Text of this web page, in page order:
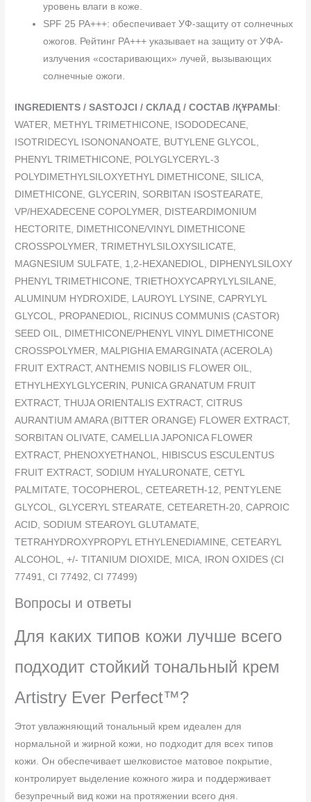
уровень влаги в коже.
SPF 25 PA+++: обеспечивает УФ-защиту от солнечных
ожогов. Рейтинг PA+++ указывает на защиту от УФА-
излучения «состаривающих» лучей, вызывающих
солнечные ожоги.
INGREDIENTS / SASTOJCI / СКЛАД / СОСТАВ /ҚҰРАМЫ :
WATER, METHYL TRIMETHICONE, ISODODECANE,
ISOTRIDECYL ISONONANOATE, BUTYLENE GLYCOL,
PHENYL TRIMETHICONE, POLYGLYCERYL-3
POLYDIMETHYLSILOXYETHYL DIMETHICONE, SILICA,
DIMETHICONE, GLYCERIN, SORBITAN ISOSTEARATE,
VP/HEXADECENE COPOLYMER, DISTEARDIMONIUM
HECTORITE, DIMETHICONE/VINYL DIMETHICONE
CROSSPOLYMER, TRIMETHYLSILOXYSILICATE,
MAGNESIUM SULFATE, 1,2-HEXANEDIOL, DIPHENYLSILOXY
PHENYL TRIMETHICONE, TRIETHOXYCAPRYLYLSILANE,
ALUMINUM HYDROXIDE, LAUROYL LYSINE, CAPRYLYL
GLYCOL, PROPANEDIOL, RICINUS COMMUNIS (CASTOR)
SEED OIL, DIMETHICONE/PHENYL VINYL DIMETHICONE
CROSSPOLYMER, MALPIGHIA EMARGINATA (ACEROLA)
FRUIT EXTRACT, ANTHEMIS NOBILIS FLOWER OIL,
ETHYLHEXYLGLYCERIN, PUNICA GRANATUM FRUIT
EXTRACT, THUJA ORIENTALIS EXTRACT, CITRUS
AURANTIUM AMARA (BITTER ORANGE) FLOWER EXTRACT,
SORBITAN OLIVATE, CAMELLIA JAPONICA FLOWER
EXTRACT, PHENOXYETHANOL, HIBISCUS ESCULENTUS
FRUIT EXTRACT, SODIUM HYALURONATE, CETYL
PALMITATE, TOCOPHEROL, CETEARETH-12, PENTYLENE
GLYCOL, GLYCERYL STEARATE, CETEARETH-20, CAPROIC
ACID, SODIUM STEAROYL GLUTAMATE,
TETRAHYDROXYPROPYL ETHYLENEDIAMINE, CETEARYL
ALCOHOL, +/- TITANIUM DIOXIDE, MICA, IRON OXIDES (CI
77491, CI 77492, CI 77499)
Вопросы и ответы
Для каких типов кожи лучше всего
подходит стойкий тональный крем
Artistry Ever Perfect™?
Этот увлажняющий тональный крем идеален для
нормальной и жирной кожи, но подходит для всех типов
кожи. Он обеспечивает шелковистое матовое покрытие,
контролирует выделение кожного жира и поддерживает
безупречный вид кожи на протяжении всего дня.